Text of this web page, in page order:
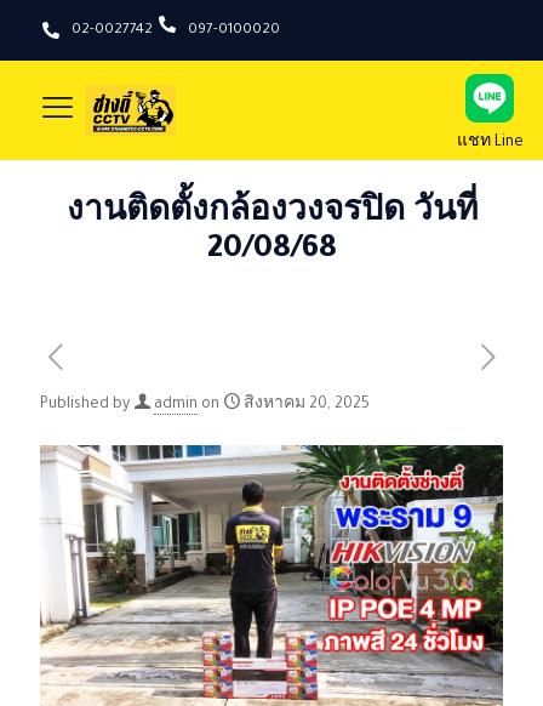
02-0027742 097-0100020
แชท Line
งานติดตั้งกล้องวงจรปิด วันที่
20/08/68
Published by admin on สิงหาคม 20, 2025